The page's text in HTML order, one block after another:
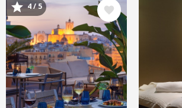
Immagine
4 / 5